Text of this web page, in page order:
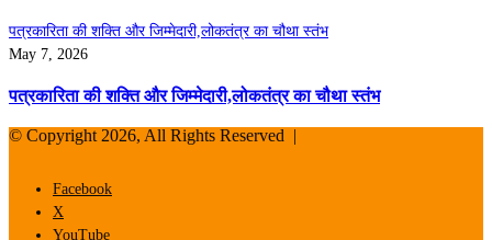
पत्रकारिता की शक्ति और जिम्मेदारी,लोकतंत्र का चौथा स्तंभ
May 7, 2026
पत्रकारिता की शक्ति और जिम्मेदारी,लोकतंत्र का चौथा स्तंभ
© Copyright 2026, All Rights Reserved |
Facebook
X
YouTube